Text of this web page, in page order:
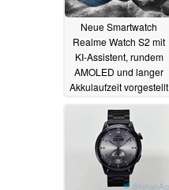
Neue Smartwatch
Realme Watch S2 mit
KI-Assistent, rundem
AMOLED und langer
Akkulaufzeit vorgestellt
30.07.2024